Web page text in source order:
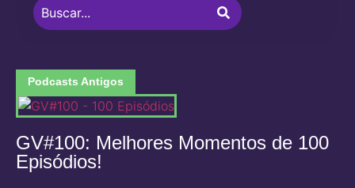
Podcasts Antigos
GV#100: Melhores Momentos de 100
Episódios!